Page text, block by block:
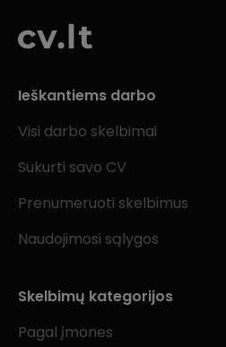
Ieškantiems darbo
Visi darbo skelbimai
Sukurti savo CV
Prenumeruoti skelbimus
Naudojimosi sąlygos
Skelbimų kategorijos
Pagal įmones